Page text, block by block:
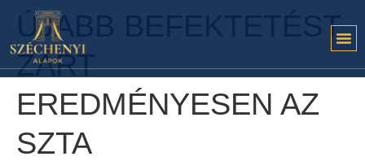
ÚJABB BEFEKTETÉST
ZÁRT
EREDMÉNYESEN AZ
SZTA